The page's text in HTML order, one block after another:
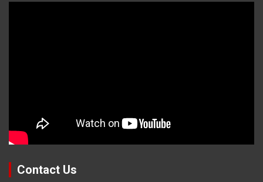
Contact Us